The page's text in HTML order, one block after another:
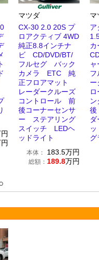
マツダ
CX-30 2.0 20S プ
ロアクティブ 4WD
純正8.8インチナ
ビ CD/DVD/BT/
フルセグ バック
カメラ ETC 純
正フロアマット
レーダークルーズ
コントロール 前
後コーナーセンサ
ー ステアリング
スイッチ LEDヘ
ッドライト
本体： 183.5万円
総額： 189.8万円
マ
ア
ー
後